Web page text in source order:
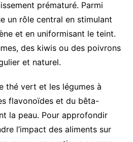
prématuré. Parmi
un rôle central en stimulant
et en uniformisant le teint.
des kiwis ou des poivrons
et naturel.
thé vert et les légumes à
flavonoïdes et du bêta-
la peau. Pour approfondir
l’impact des aliments sur